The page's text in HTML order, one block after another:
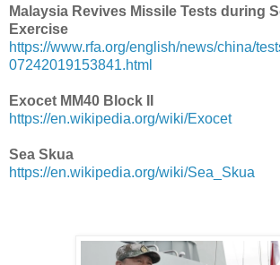
Malaysia Revives Missile Tests during
Exercise
https://www.rfa.org/english/news/china/
07242019153841.html
Exocet MM40 Block II
https://en.wikipedia.org/wiki/Exocet
Sea Skua
https://en.wikipedia.org/wiki/Sea_Skua